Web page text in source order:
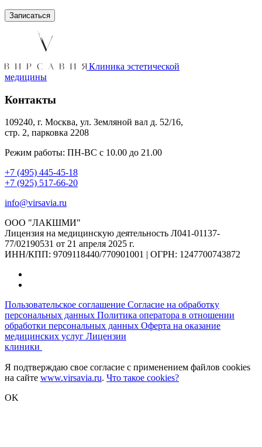
Клиника эстетической
медицины
Контакты
109240, г. Москва, ул. Земляной вал д. 52/16,
стр. 2, парковка 2208
Режим работы: ПН-ВС с 10.00 до 21.00
+7 (495) 445-45-18
+7 (925) 517-66-20
info@virsavia.ru
ООО "ЛАКШМИ"
Лицензия на медицинскую деятельность Л041-01137-
77/02190531 от 21 апреля 2025 г.
ИНН/КПП: 9709118440/770901001 | ОГРН: 1247700743872
Пользовательское соглашение Согласие на обработку
персональных данных Политика оператора в отношении
обработки персональных данных Оферта на оказание
медицинских услуг Лицензии
клиники
Я подтверждаю свое согласие с применением файлов cookies
на сайте www.virsavia.ru. Что такое cookies?
OK